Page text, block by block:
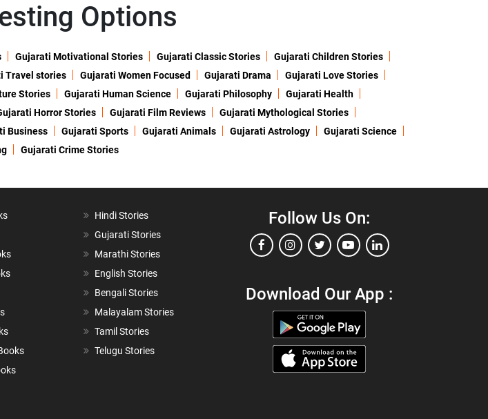
Options
Gujarati Motivational Stories Gujarati Classic Stories
Gujarati Children Stories
Travel stories Gujarati Women Focused Gujarati Drama
Gujarati Love Stories
Stories Gujarati Human Science Gujarati Philosophy
Gujarati Health
Horror Stories Gujarati Film Reviews
Gujarati Mythological Stories
Business Gujarati Sports Gujarati Animals Gujarati Astrology
Gujarati Science
Gujarati Crime Stories
Hindi Stories
Gujarati Stories
Marathi Stories
English Stories
Bengali Stories
Malayalam Stories
Tamil Stories
Telugu Stories
Follow Us On:
Download Our App :